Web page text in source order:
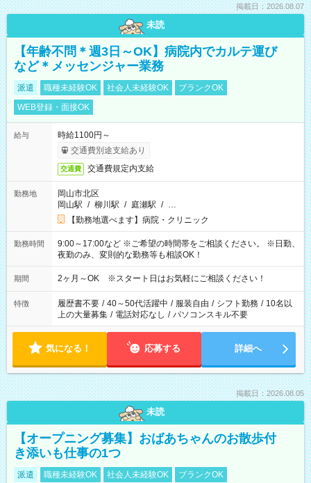
掲載日：2026.08.07
未読
【年齢不問＊週3日～OK】病院内でカルテ運び
など＊メッセンジャー業務
派遣 職種未経験OK 社会人未経験OK
ブランクOK
WEB登録・面接OK
給与
時給1100円～
交通費別途支給あり
交通費 交通費規定内支給
勤務地
岡山市北区
岡山駅 / 柳川駅 / 庭瀬駅 / …
【勤務地選べます】病院・クリニック
勤務時間
9:00～17:00など ※ご希望の時間帯をご相談ください。 ※日勤、
夜勤のみ、変則的な勤務等も相談OK！
期間 2ヶ月～OK ※スタート日はお気軽にご相談ください！
特徴 履歴書不要 / 40～50代活躍中 / 服装自由 / シフト勤務 / 10名以
上の大量募集 / 電話対応なし / パソコンスキル不要
気になる！ 応募する 詳細へ
掲載日：2026.08.05
未読
【オープニング募集】おばあちゃんのお散歩付
き添いも仕事の1つ
派遣 職種未経験OK 社会人未経験OK
ブランクOK